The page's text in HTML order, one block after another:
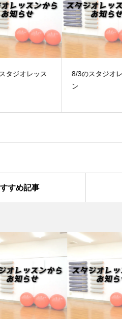
8/3のスタジオレッス
すめ記事